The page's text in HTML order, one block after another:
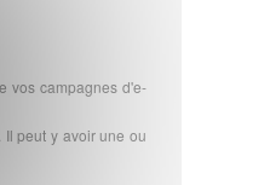
vos campagnes d'e-
peut y avoir une ou